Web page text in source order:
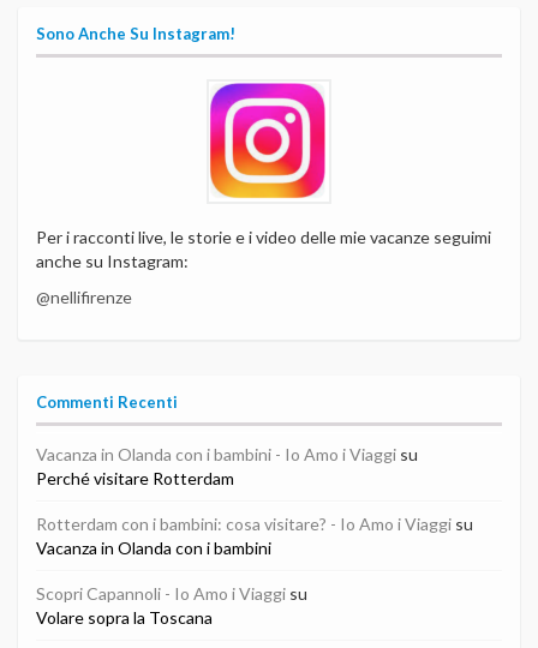
Sono Anche Su Instagram!
Per i racconti live, le storie e i video delle mie vacanze seguimi
anche su Instagram:
@nellifirenze
Commenti Recenti
Vacanza in Olanda con i bambini - Io Amo i Viaggi su
Perché visitare Rotterdam
Rotterdam con i bambini: cosa visitare? - Io Amo i Viaggi su
Vacanza in Olanda con i bambini
Scopri Capannoli - Io Amo i Viaggi su
Volare sopra la Toscana